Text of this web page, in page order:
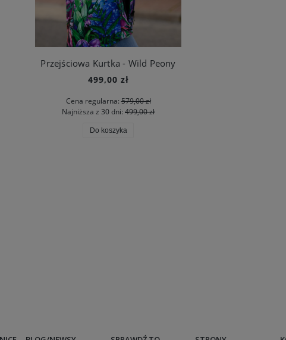
Przejściowa Kurtka - Wild Peony
499,00 zł
Cena regularna:579,00 zł
Najniższa z 30 dni: 499,00 zł
Do koszyka